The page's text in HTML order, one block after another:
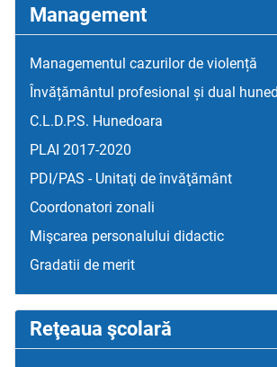
Management
Managementul cazurilor de violență
Învățământul profesional și dual
C.L.D.P.S. Hunedoara
PLAI 2017-2020
PDI/PAS - Unitaţi de învăţământ
Coordonatori zonali
Mişcarea personalului didactic
Gradatii de merit
Reţeaua şcolară